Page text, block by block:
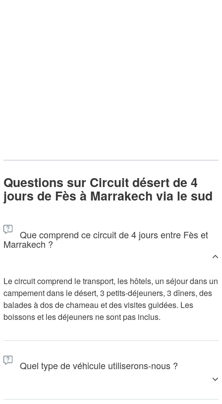
Questions sur Circuit désert de 4
jours de Fès à Marrakech via le sud
Que comprend ce circuit de 4 jours entre Fès et
Marrakech ?
Le circuit comprend le transport, les hôtels, un séjour dans un
campement dans le désert, 3 petits-déjeuners, 3 dîners, des
balades à dos de chameau et des visites guidées. Les
boissons et les déjeuners ne sont pas inclus.
Quel type de véhicule utiliserons-nous ?